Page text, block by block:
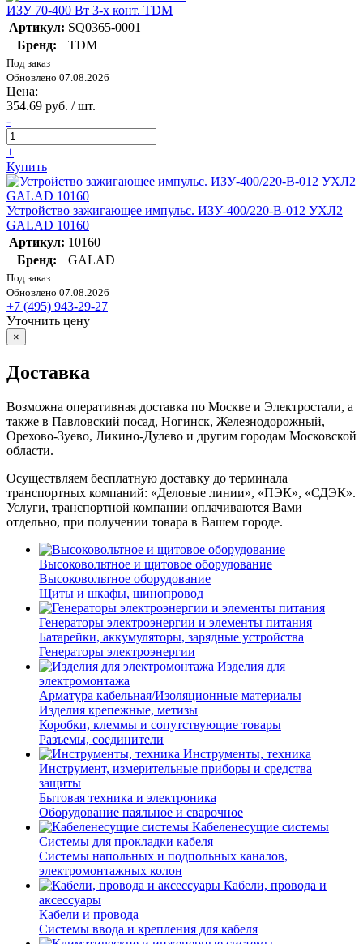
ИЗУ 70-400 Вт 3-х конт. TDM
Артикул: SQ0365-0001
Бренд:
TDM
Под заказ
Обновлено 07.08.2026
Цена:
354.69 руб. / шт.
-
+
Купить
Устройство зажигающее импульс. ИЗУ-400/220-В-012 УХЛ2
GALAD 10160
Артикул: 10160
Бренд:
GALAD
Под заказ
Обновлено 07.08.2026
+7 (495) 943-29-27
Уточнить цену
×
Доставка
Возможна оперативная доставка по Москве и Электростали, а
также в Павловский посад, Ногинск, Железнодорожный,
Орехово-Зуево, Ликино-Дулево и другим городам Московской
области.
Осуществляем бесплатную доставку до терминала
транспортных компаний: «Деловые линии», «ПЭК», «СДЭК».
Услуги, транспортной компании оплачиваются Вами
отдельно, при получении товара в Вашем городе.
Высоковольтное и щитовое оборудование
Высоковольтное оборудование
Щиты и шкафы, шинопровод
Генераторы электроэнергии и элементы питания
Батарейки, аккумуляторы, зарядные устройства
Генераторы электроэнергии
Изделия для
электромонтажа
Арматура кабельная/Изоляционные материалы
Изделия крепежные, метизы
Коробки, клеммы и сопутствующие товары
Разъемы, соединители
Инструменты, техника
Инструмент, измерительные приборы и средства
защиты
Бытовая техника и электроника
Оборудование паяльное и сварочное
Кабеленесущие системы
Системы для прокладки кабеля
Системы напольных и подпольных каналов,
электромонтажных колон
Кабели, провода и
аксессуары
Кабели и провода
Системы ввода и крепления для кабеля